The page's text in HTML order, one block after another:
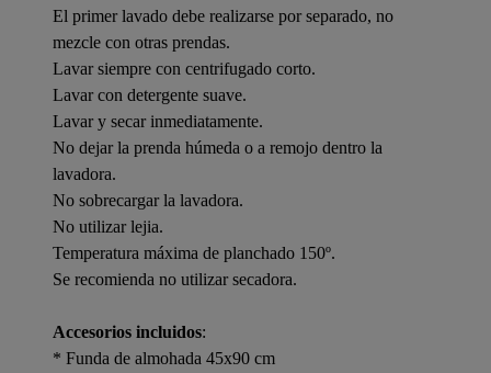
El primer lavado debe realizarse por separado, no
mezcle con otras prendas.
Lavar siempre con centrifugado corto.
Lavar con detergente suave.
Lavar y secar inmediatamente.
No dejar la prenda húmeda o a remojo dentro la
lavadora.
No sobrecargar la lavadora.
No utilizar lejia.
Temperatura máxima de planchado 150º.
Se recomienda no utilizar secadora.
Accesorios incluidos:
* Funda de almohada 45x90 cm